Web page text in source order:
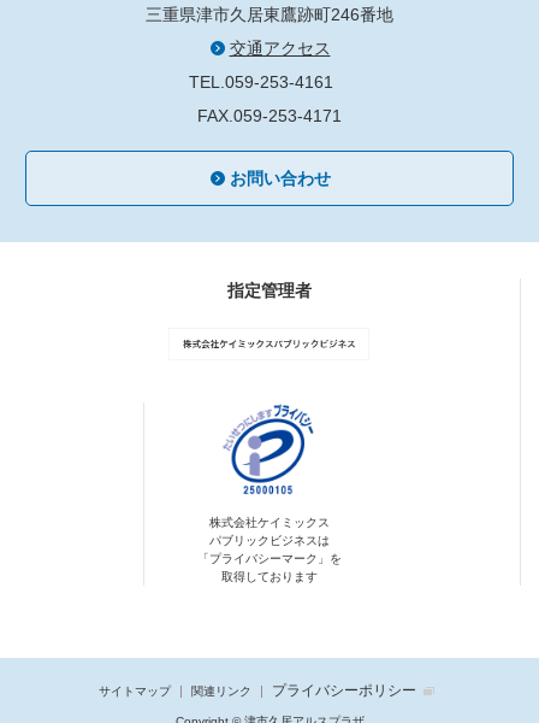
三重県津市久居東鷹跡町246番地
交通アクセス
TEL.059-253-4161
FAX.059-253-4171
お問い合わせ
指定管理者
株式会社ケイミックス
パブリックビジネスは
「プライバシーマーク」を
取得しております
サイトマップ 関連リンク プライバシーポリシー